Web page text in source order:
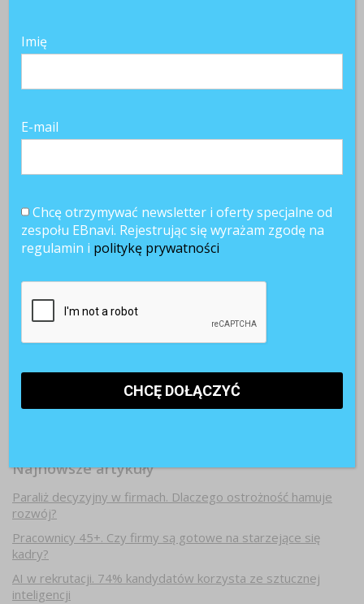
Najnowsze artykuły
Paraliż decyzyjny w firmach. Dlaczego ostrożność hamuje
rozwój?
Pracownicy 45+. Czy firmy są gotowe na starzejące się
kadry?
AI w rekrutacji. 74% kandydatów korzysta ze sztucznej
inteligencji
Imię
E-mail
Chcę otrzymywać newsletter i oferty specjalne od
zespołu EBnavi. Rejestrując się wyrażam zgodę na
regulamin i politykę prywatności